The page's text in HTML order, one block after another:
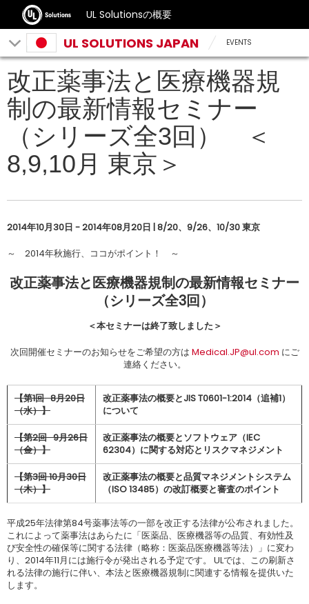
UL Solutionsの概要
UL SOLUTIONS JAPAN EVENTS
改正薬事法と医療機器規
制の最新情報セミナー
（シリーズ全3回） ＜
8,9,10月 東京＞
2014年10月30日 - 2014年08月20日 | 8/20、9/26、10/30 東京
～ 2014年秋施行、ココがポイント！ ～
改正薬事法と医療機器規制の最新情報セミナー
（シリーズ全3回）
＜本セミナーは終了致しました＞
次回開催セミナーのお知らせをご希望の方は Medical.JP@ul.com にご
連絡ください。
【第1回 8月20日
（水）】
改正薬事法の概要とJIS T0601-1:2014（追補1）
について
【第2回 9月26日
（金）】
改正薬事法の概要とソフトウェア（IEC
62304）に関する対応とリスクマネジメント
【第3回 10月30日
（木）】
改正薬事法の概要と品質マネジメントシステム
（ISO 13485）の改訂概要と審査のポイント
平成25年法律第84号薬事法等の一部を改正する法律が公布されました。
これによって薬事法はあらたに「医薬品、医療機器等の品質、有効性及
び安全性の確保等に関する法律（略称：医薬品医療機器等法）」に変わ
り、2014年11月には施行令が発出される予定です。 ULでは、この刷新さ
れる法律の施行に伴い、本法と医療機器規制に関連する情報を提供いた
します。